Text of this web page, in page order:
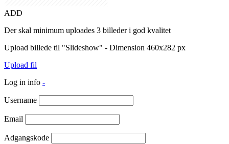
ADD
Der skal minimum uploades 3 billeder i god kvalitet
Upload billede til "Slideshow" - Dimension 460x282 px
Upload fil
Log in info -
Username
Email
Adgangskode